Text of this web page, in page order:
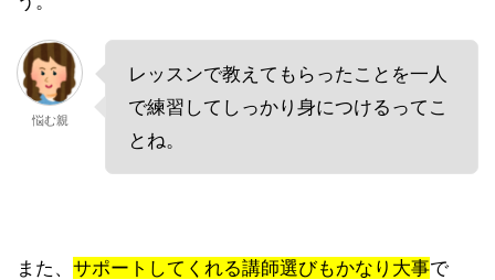
悩む親
レッスンで教えてもらったことを一人
で練習してしっかり身につけるってこ
とね。
また、 サポートしてくれる講師選びもかなり大事で